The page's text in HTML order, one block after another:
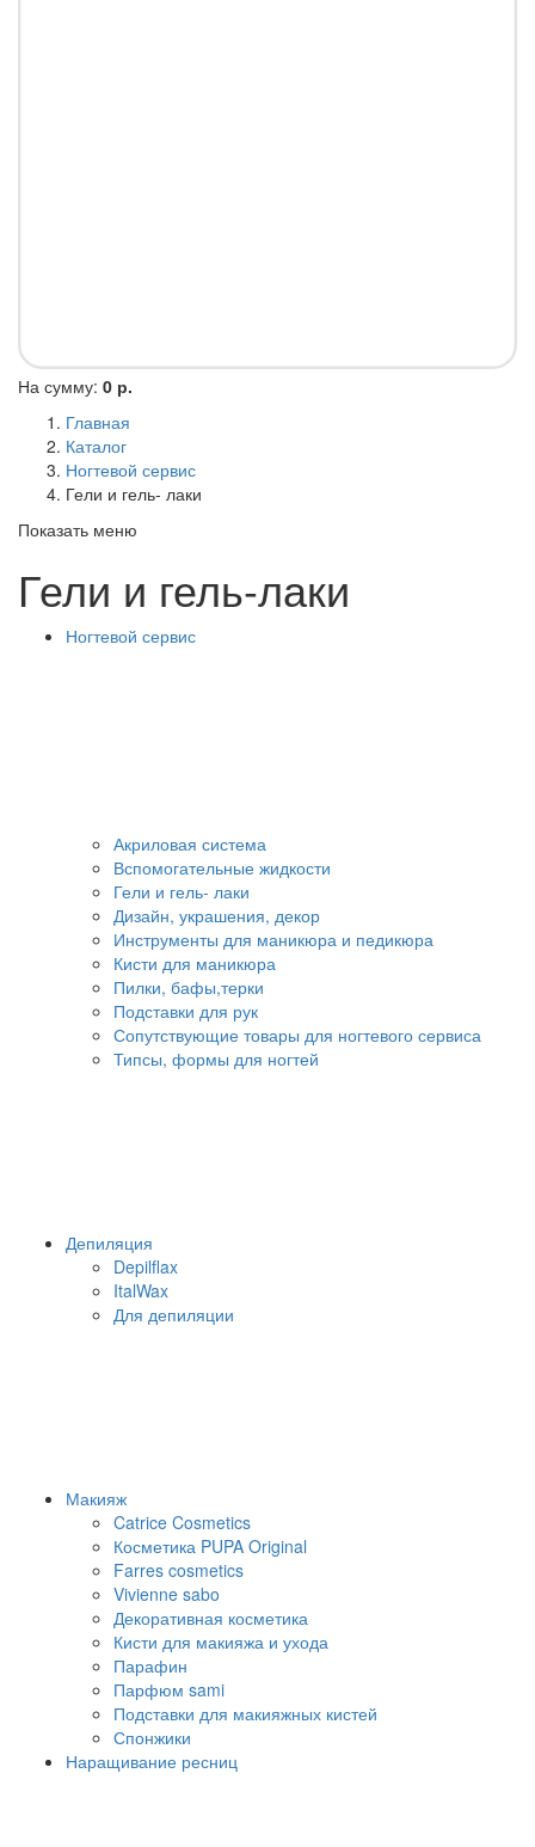
На сумму: 0 р.
Главная
Каталог
Ногтевой сервис
Гели и гель- лаки
Показать меню
Гели и гель-лаки
Ногтевой сервис
Акриловая система
Вспомогательные жидкости
Гели и гель- лаки
Дизайн, украшения, декор
Инструменты для маникюра и педикюра
Кисти для маникюра
Пилки, бафы,терки
Подставки для рук
Сопутствующие товары для ногтевого сервиса
Типсы, формы для ногтей
Депиляция
Depilflax
ItalWax
Для депиляции
Макияж
Catrice Cosmetics
Косметика PUPA Original
Farres cosmetics
Vivienne sabo
Декоративная косметика
Кисти для макияжа и ухода
Парафин
Парфюм sami
Подставки для макияжных кистей
Спонжики
Наращивание ресниц